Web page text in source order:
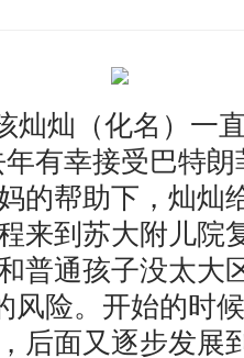
灿灿（化名）一
年有幸接受巴特
的帮助下，灿灿
来到苏大附儿院
普通孩子没太大
风险。开始的时
后面又逐步发展